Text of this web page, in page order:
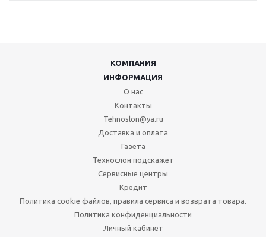
КОМПАНИЯ
ИНФОРМАЦИЯ
О нас
Контакты
Tehnoslon@ya.ru
Доставка и оплата
Газета
Технослон подскажет
Сервисные центры
Кредит
Политика cookie файлов, правила сервиса и возврата товара.
Политика конфиденциальности
Личный кабинет